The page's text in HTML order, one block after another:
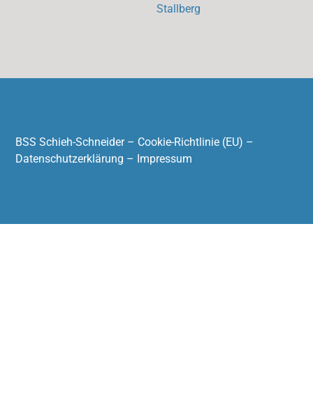
Stallberg
BSS Schieh-Schneider – Cookie-Richtlinie (EU) –
Datenschutzerklärung – Impressum